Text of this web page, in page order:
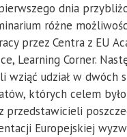
dnia
różne
przez Centra z EU
Learning Corner.
wziąć udział w dwóch
których celem było
przedstawicieli
Europejskiej